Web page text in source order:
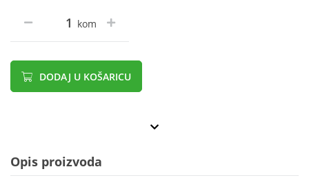
kom
DODAJ U KOŠARICU
Opis proizvoda